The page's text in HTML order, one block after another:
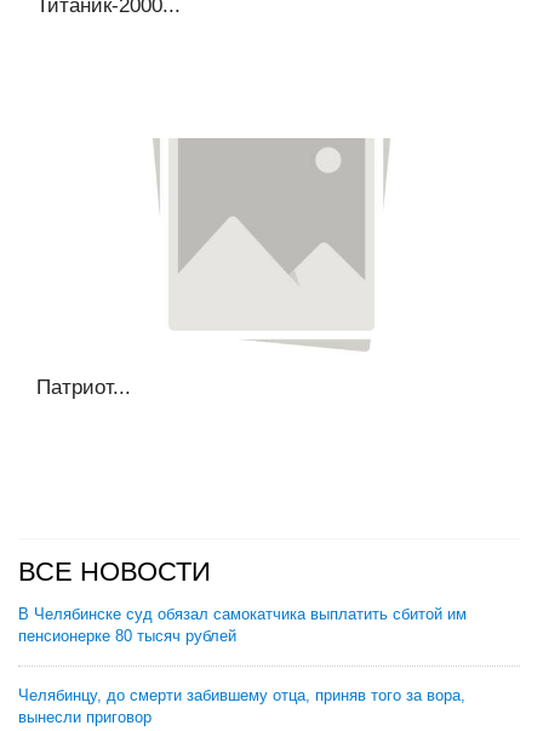
Титаник-2000...
Патриот...
ВСЕ НОВОСТИ
В Челябинске суд обязал самокатчика выплатить сбитой им
пенсионерке 80 тысяч рублей
Челябинцу, до смерти забившему отца, приняв того за вора,
вынесли приговор